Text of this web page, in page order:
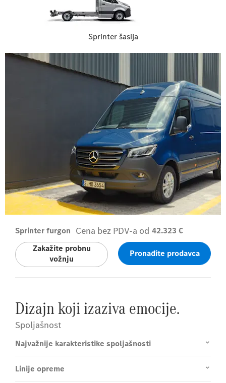
Sprinter šasija
Sprinter furgon Cena bez PDV-a od 42.323 €
Zakažite probnu
vožnju
Pronađite prodavca
Dizajn koji izaziva emocije.
Spoljašnost
Najvažnije karakteristike spoljašnosti
Linije opreme